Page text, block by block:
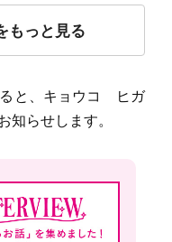
もっと見る
と、キョウコ ヒガ
知らせします。